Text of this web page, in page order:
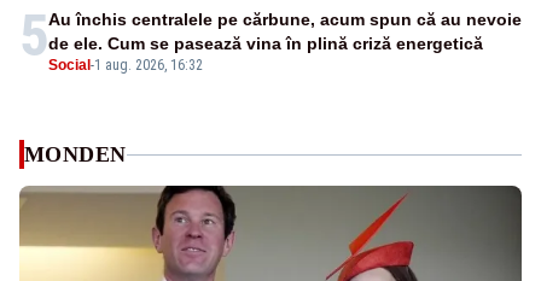
5Social -1 aug. 2026, 16:32
Au închis centralele pe cărbune, acum spun că au nevoie
de ele. Cum se pasează vina în plină criză energetică
MONDEN